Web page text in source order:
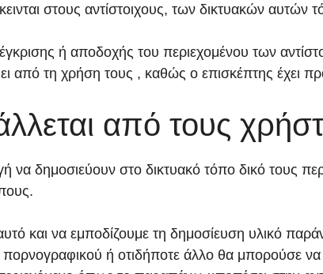
στους αντίστοιχους, των δικτυακών
ή αποδοχής του περιεχομένου των
από τη χρήση τους , καθώς ο επισκέπτης έχει
από τους
να δημοσιεύουν στο δικτυακό τόπο δικό τους
και να εμποδίζουμε τη δημοσίευση υλικό
ή οτιδήποτε άλλο θα μπορούσε να